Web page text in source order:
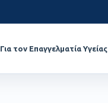
Για τον Επαγγελματία Υγείας